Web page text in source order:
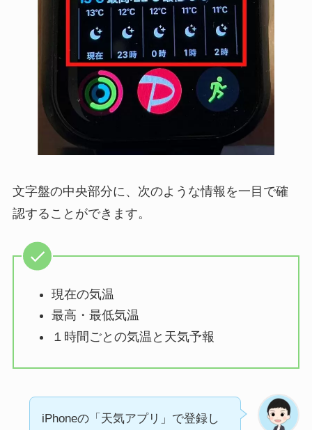
文字盤の中央部分に、次のような情報を一目で確
認することができます。
現在の気温
最高・最低気温
１時間ごとの気温と天気予報
iPhoneの「天気アプリ」で登録し